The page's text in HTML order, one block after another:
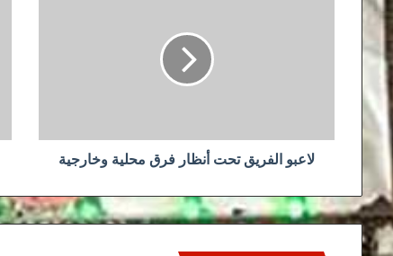
لاعبو الفريق تحت أنظار فرق محلية وخارجية